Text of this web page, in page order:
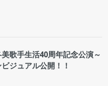
美歌手生活40周年記念公演～
ジュアル公開！！